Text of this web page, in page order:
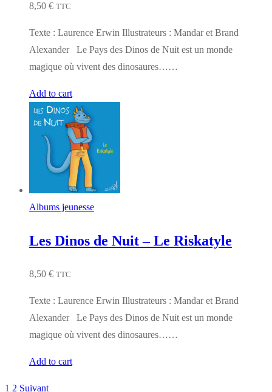
8,50 € TTC
Texte : Laurence Erwin Illustrateurs : Mandar et Brand
Alexander Le Pays des Dinos de Nuit est un monde
magique où vivent des dinosaures……
Add to cart
Albums jeunesse
Les Dinos de Nuit – Le Riskatyle
8,50 € TTC
Texte : Laurence Erwin Illustrateurs : Mandar et Brand
Alexander Le Pays des Dinos de Nuit est un monde
magique où vivent des dinosaures……
Add to cart
1 2 Suivant